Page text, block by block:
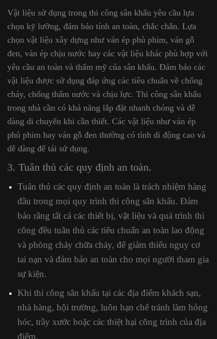
Vật liệu sử dụng trong thi công sân khấu yêu cầu lựa
chọn kỹ lưỡng, đảm bảo tính an toàn, chắc chắn. Lựa
chọn vật liệu xây dựng như ván ép phủ phim, ván gỗ
đen, ván ép chịu nước hay các vật liệu khác phù hợp với
yêu cầu an toàn và thẩm mỹ của sân khấu. Đảm bảo các
vật liệu được sử dụng đáp ứng các tiêu chuẩn về chống
cháy, chống thấm nước và chịu lực. Thi công sân khấu
trong nhà cần có khả năng lắp đặt nhanh chóng và dễ
dàng di chuyển khi cần thiết. Các vật liệu như ván ép
phủ phim hay ván gỗ đen thường có tính di động cao và
dễ dàng để tái sử dụng.
3. Tuân thủ các quy định an toàn.
Tuân thủ các quy định an toàn là trách nhiệm hàng
đầu trong mọi quy trình thi công sân khấu. Đảm
bảo rằng tất cả các thiết bị, vật liệu và quá trình thi
công đều tuân thủ các tiêu chuẩn an toàn lao động
và phòng cháy chữa cháy, để giảm thiểu nguy cơ
tai nạn và đảm bảo an toàn cho mọi người tham gia
sự kiện.
Khi thi công sân khấu tại các địa điểm khách sạn,
nhà hàng, hội trường, luôn hạn chế tránh làm hỏng
hóc, trầy xước hoặc các thiệt hại công trình của địa
điểm.